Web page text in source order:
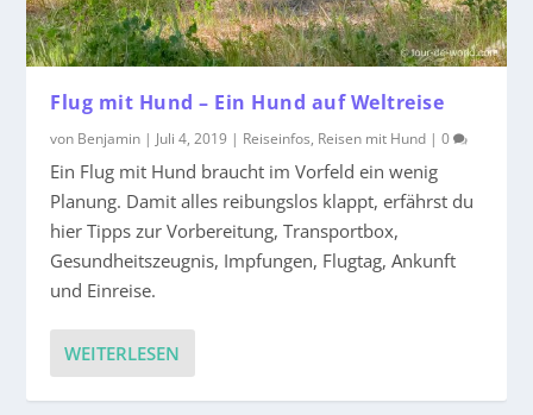
Flug mit Hund – Ein Hund auf Weltreise
von Benjamin | Juli 4, 2019 | Reiseinfos, Reisen mit Hund |0
Ein Flug mit Hund braucht im Vorfeld ein wenig
Planung. Damit alles reibungslos klappt, erfährst du
hier Tipps zur Vorbereitung, Transportbox,
Gesundheitszeugnis, Impfungen, Flugtag, Ankunft
und Einreise.
WEITERLESEN